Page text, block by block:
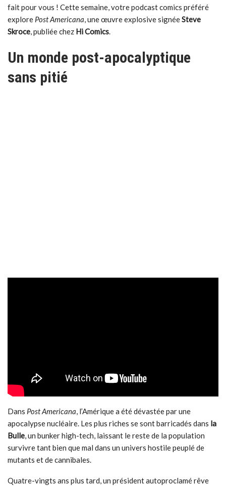
fait pour vous ! Cette semaine, votre podcast comics préféré
explore Post Americana, une œuvre explosive signéeSteve
Skroce, publiée chez Hi Comics.
Un monde post-apocalyptique
sans pitié
Dans Post Americana, l’Amérique a été dévastée par une
apocalypse nucléaire. Les plus riches se sont barricadés dans la
Bulle, un bunker high-tech, laissant le reste de la population
survivre tant bien que mal dans un univers hostile peuplé de
mutants et de cannibales.
Quatre-vingts ans plus tard, un président autoproclamé rêve